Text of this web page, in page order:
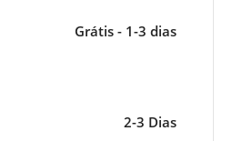
Grátis - 1-3 dias
2-3 Dias